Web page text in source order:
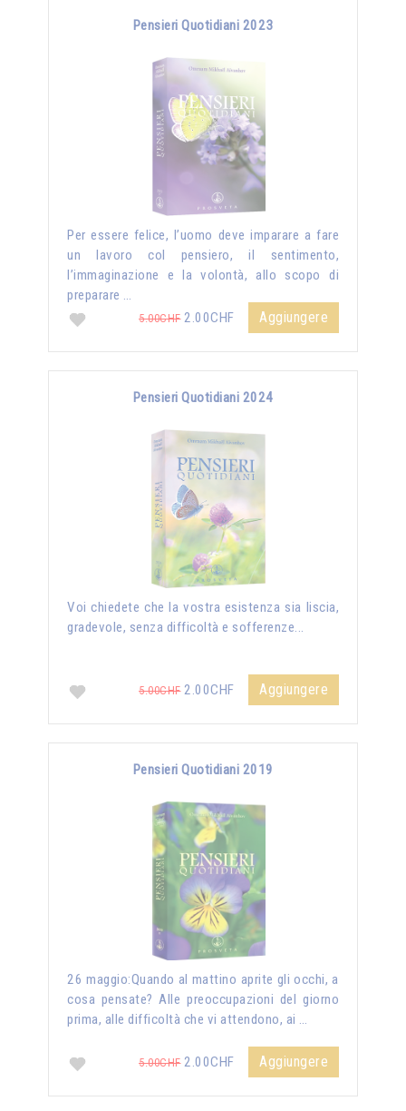
Pensieri Quotidiani 2023
Per essere felice, l’uomo deve imparare a fare
un lavoro col pensiero, il sentimento,
l’immaginazione e la volontà, allo scopo di
preparare …
5.00CHF2.00CHF Aggiungere
Pensieri Quotidiani 2024
Voi chiedete che la vostra esistenza sia liscia,
gradevole, senza difficoltà e sofferenze...
5.00CHF2.00CHF Aggiungere
Pensieri Quotidiani 2019
26 maggio:Quando al mattino aprite gli occhi, a
cosa pensate? Alle preoccupazioni del giorno
prima, alle difficoltà che vi attendono, ai …
5.00CHF2.00CHF Aggiungere